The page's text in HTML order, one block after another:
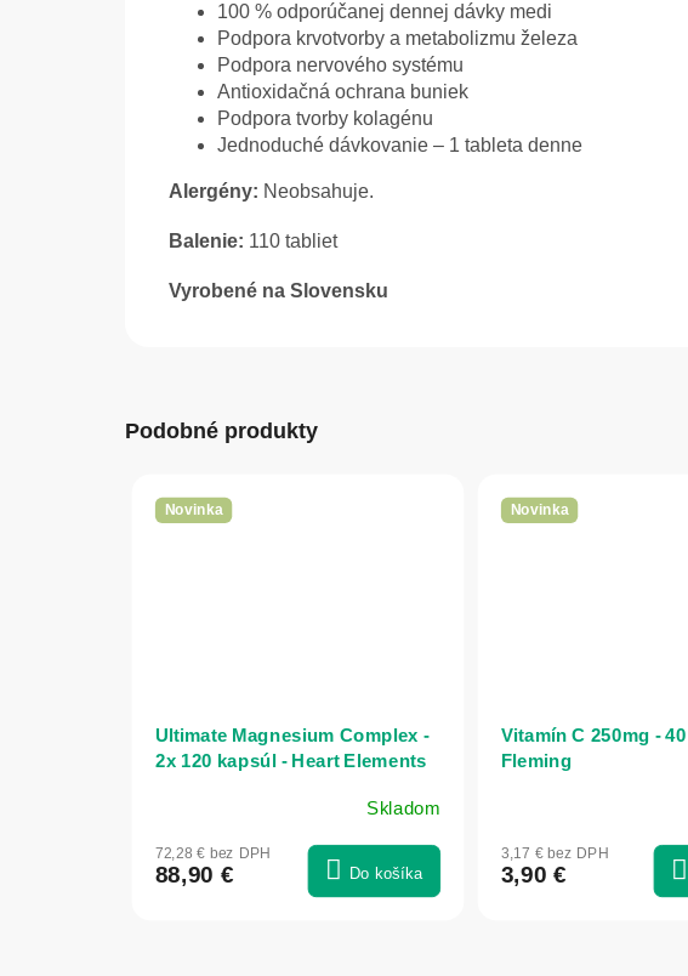
100 % odporúčanej dennej dávky medi
Podpora krvotvorby a metabolizmu železa
Podpora nervového systému
Antioxidačná ochrana buniek
Podpora tvorby kolagénu
Jednoduché dávkovanie – 1 tableta denne
Alergény: Neobsahuje.
Balenie: 110 tabliet
Vyrobené na Slovensku
Podobné produkty
Novinka
Ultimate Magnesium Complex -
2x 120 kapsúl - Heart Elements
Skladom
72,28 € bez DPH
88,90 € Do košíka
Novinka
Vitamín C 250mg -
Fleming
3,17 € bez DPH
3,90 €